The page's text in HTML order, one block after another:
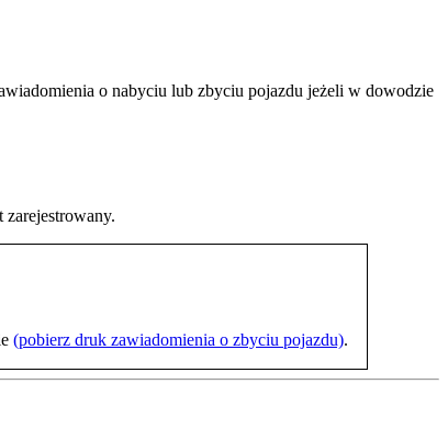
o nabyciu lub zbyciu pojazdu jeżeli w dowodzie
(pobierz druk zawiadomienia o zbyciu pojazdu).